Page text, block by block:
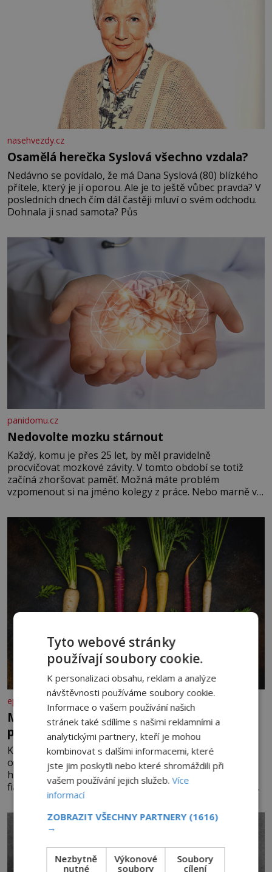
nasehvezdy.cz
Osamělá herečka Syslová všechno vzdala?
Nedávno se povídalo, že má Dana Syslová (80) blízkého
přítele, který je jí oporou. Ale je to ještě vůbec pravda? V
posledních dnech čím dál častěji mluví o svém odchodu.
Dohnala ji snad samota? Půs
panidomu.cz
Nedovolte mozku stárnout
Každý, komu je přes 25 let, by měl pravidelně
procvičovat mozkové závity. V tomto období se totiž
začíná zhoršovat paměť. Možná máte problém
vzpomenout si na jméno kolegy z práce. Nebo marně v
Je to opravdu tak, s věkem jako kdyby se paměť
rozhodla stávkovat. Cvičte
epochaplus.cz
Mrkev není jen oranžová. Její neuvěřitelný
příběh začíná fialovou barvou
Když dnes vytáhneme ze země mrkev, většina z nás
očekává sytě oranžový kořen. Jenže po většinu své
historie je mrkev všechno možné, jen ne oranžová. Je
fialová, žlutá, bílá, někdy dokonce téměř černá. Až díky
stovkám let pečlivého šlechtění se z ní stává zelenina,
bez které si českou zahradu ani nedokážeme představit.
Její příběh je
Tyto webové stránky
používají soubory cookie.
K personalizaci obsahu, reklam a analýze
návštěvnosti používáme soubory cookie.
Informace o vašem používání našich
stránek také sdílíme s našimi reklamními a
analytickými partnery, kteří je mohou
kombinovat s dalšími informacemi, které
jste jim poskytli nebo které shromáždili při
vašem používání jejich služeb.Více
informací
ZOBRAZIT VŠECHNY PARTNERY (1616)
→
Nezbytně
nutné
Výkonové
soubory
Soubory
cílení